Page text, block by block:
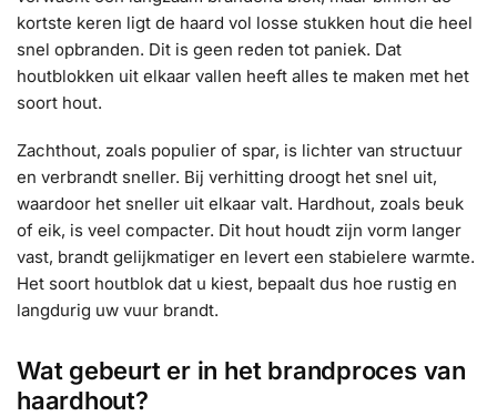
kortste keren ligt de haard vol losse stukken hout die heel
snel opbranden. Dit is geen reden tot paniek. Dat
houtblokken uit elkaar vallen heeft alles te maken met het
soort hout.
Zachthout, zoals populier of spar, is lichter van structuur
en verbrandt sneller. Bij verhitting droogt het snel uit,
waardoor het sneller uit elkaar valt. Hardhout, zoals beuk
of eik, is veel compacter. Dit hout houdt zijn vorm langer
vast, brandt gelijkmatiger en levert een stabielere warmte.
Het soort houtblok dat u kiest, bepaalt dus hoe rustig en
langdurig uw vuur brandt.
Wat gebeurt er in het brandproces van
haardhout?